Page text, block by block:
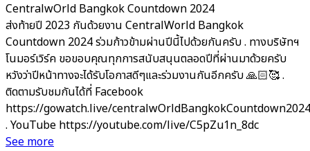
CentralwOrld Bangkok Countdown 2024
ส่งท้ายปี 2023 กันด้วยงาน CentralWorld Bangkok
Countdown 2024 ร่วมก้าวข้ามผ่านปีนี้ไปด้วยกันครับ . ทางบริษัทฯ
โนมอร์เวิร์ค ขอขอบคุณทุกการสนับสนุนตลอดปีที่ผ่านมาด้วยครับ
หวังว่าปีหน้าทางจะได้รับโอกาสดีๆและร่วมงานกันอีกครับ 🙏🏻🥰 .
ติดตามรับชมกันได้ที่ Facebook
https://gowatch.live/centralwOrldBangkokCountdown2024
. YouTube https://youtube.com/live/C5pZu1n_8dc
See more